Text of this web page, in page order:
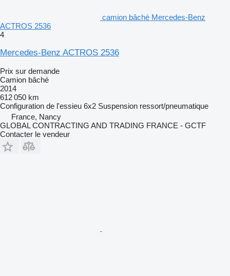
camion bâché Mercedes-Benz
ACTROS 2536
4
Mercedes-Benz ACTROS 2536
Prix sur demande
Camion bâché
2014
612 050 km
Configuration de l'essieu 6x2 Suspension ressort/pneumatique
France, Nancy
GLOBAL CONTRACTING AND TRADING FRANCE - GCTF
Contacter le vendeur